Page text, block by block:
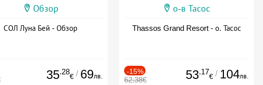
Обзор
СОЛ Луна Бей - Обзор
35.28
€ / 69лв.
о-в Тасос
Thassos Grand Resort - о. Тасос
-15%
62.38€ 53.17
€ / 104лв.